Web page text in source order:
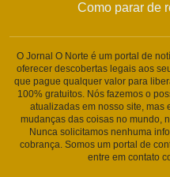
Como parar de
O Jornal O Norte é um portal de
oferecer descobertas legais aos
que pague qualquer valor para
100% gratuitos. Nós fazemos o
atualizadas em nosso site, mas
mudanças das coisas no mundo,
Nunca solicitamos nenhuma
cobrança. Somos um portal de
entre em contato